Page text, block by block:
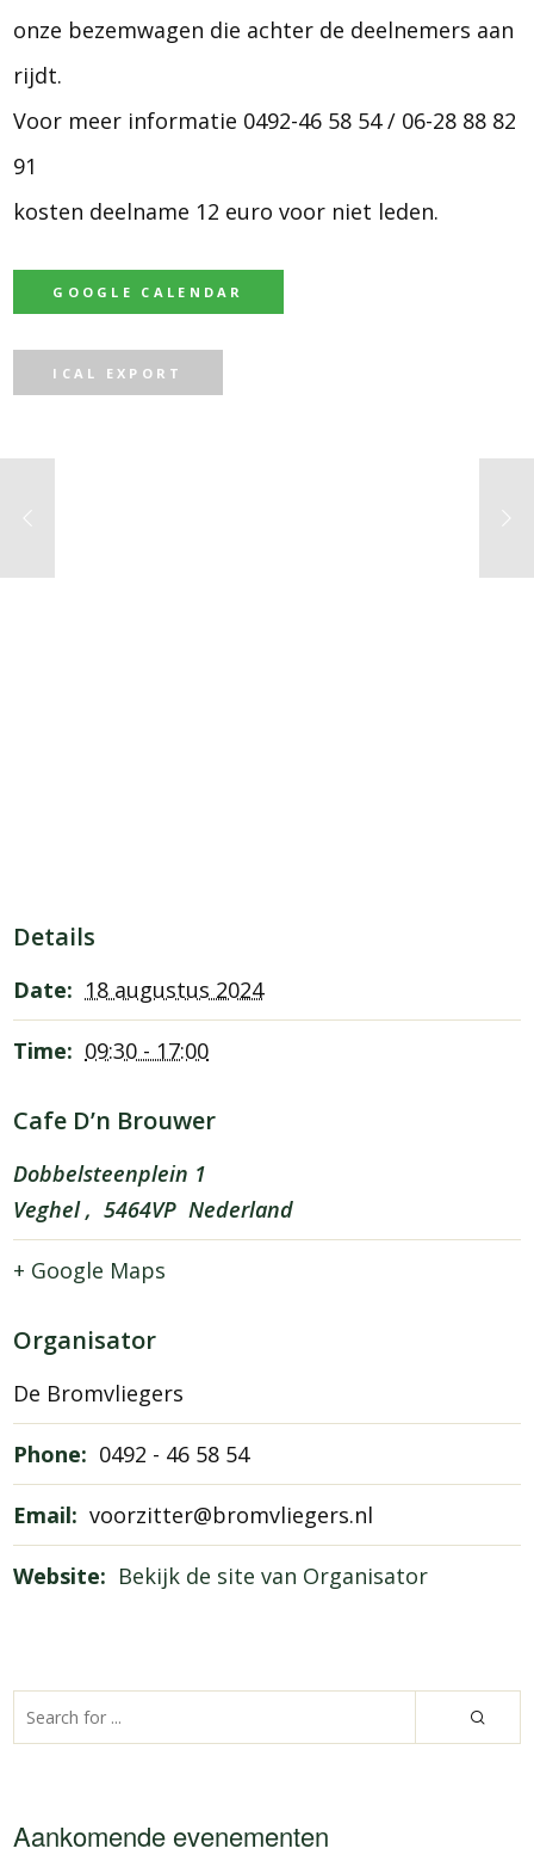
onze bezemwagen die achter de deelnemers aan
rijdt.
Voor meer informatie 0492-46 58 54 / 06-28 88 82
91
kosten deelname 12 euro voor niet leden.
GOOGLE CALENDAR
ICAL EXPORT
Details
Date: 18 augustus 2024
Time: 09:30 - 17:00
Cafe D’n Brouwer
Dobbelsteenplein 1
Veghel , 5464VP Nederland
+ Google Maps
Organisator
De Bromvliegers
Phone: 0492 - 46 58 54
Email: voorzitter@bromvliegers.nl
Website: Bekijk de site van Organisator
Aankomende evenementen